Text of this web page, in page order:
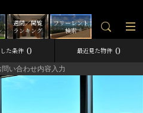
フリーレント
検索
週間／閲覧
ランキング
た条件 0 最近見た物件 0
い合わせ内容入力